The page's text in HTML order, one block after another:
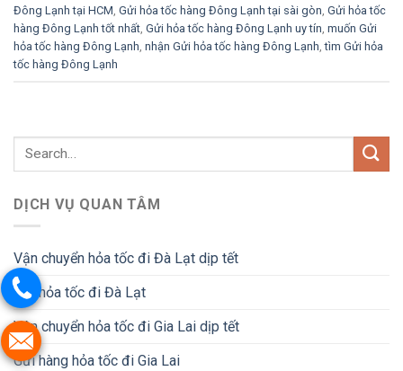
Đông Lạnh tại HCM Gửi hỏa tốc hàng Đông Lạnh tại sài gòn Gửi hỏa tốc
hàng Đông Lạnh tốt nhất Gửi hỏa tốc hàng Đông Lạnh uy tín muốn Gửi
hỏa tốc hàng Đông Lạnh nhận Gửi hỏa tốc hàng Đông Lạnh ,tìm Gửi hỏa
tốc hàng Đông Lạnh
DỊCH VỤ QUAN TÂM
Vận chuyển hỏa tốc đi Đà Lạt dịp tết
Gửi hỏa tốc đi Đà Lạt
Vận chuyển hỏa tốc đi Gia Lai dịp tết
Gửi hàng hỏa tốc đi Gia Lai